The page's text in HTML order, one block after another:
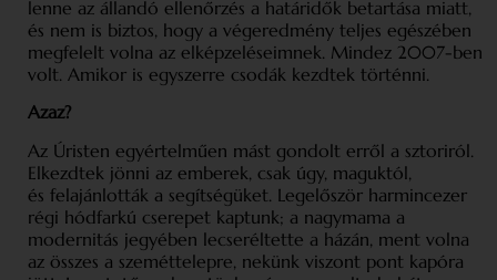
lenne az állandó ellenőrzés a határidők betartása miatt,
és nem is biztos, hogy a végeredmény teljes egészében
megfelelt volna az elképzeléseimnek. Mindez 2007-ben
volt. Amikor is egyszerre csodák kezdtek történni.
Azaz?
Az Úristen egyértelműen mást gondolt erről a sztoriról.
Elkezdtek jönni az emberek, csak úgy, maguktól,
és felajánlották a segítségüket. Legelőször harmincezer
régi hódfarkú cserepet kaptunk; a nagymama a
modernitás jegyében lecseréltette a házán, ment volna
az összes a szeméttelepre, nekünk viszont pont kapóra